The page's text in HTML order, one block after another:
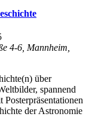
4-6, Mannheim,
über
spannend
der Astronomie